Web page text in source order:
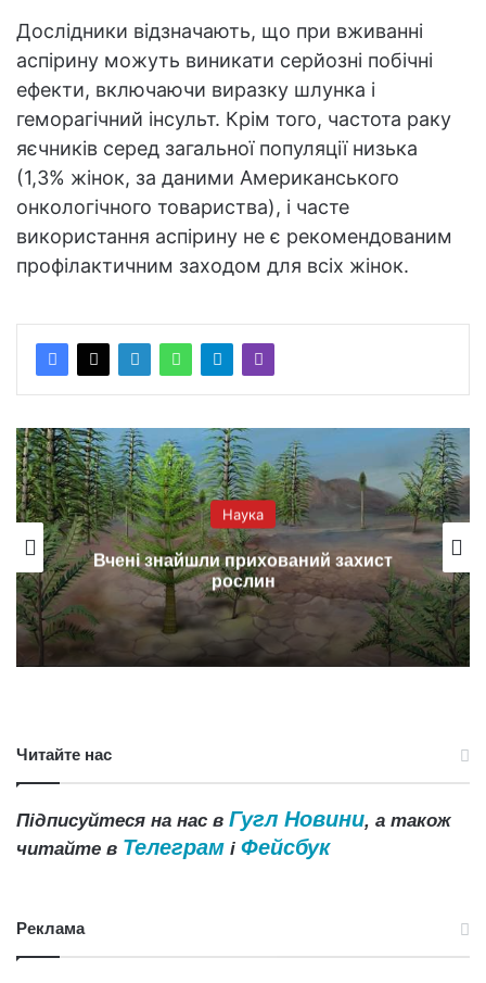
Дослідники відзначають, що при вживанні
аспірину можуть виникати серйозні побічні
ефекти, включаючи виразку шлунка і
геморагічний інсульт. Крім того, частота раку
яєчників серед загальної популяції низька
(1,3% жінок, за даними Американського
онкологічного товариства), і часте
використання аспірину не є рекомендованим
профілактичним заходом для всіх жінок.
Наука
Вчені знайшли прихований захист
рослин
Читайте нас
Підписуйтеся на нас в Гугл Новини, а також
читайте в Телеграм і Фейсбук
Реклама